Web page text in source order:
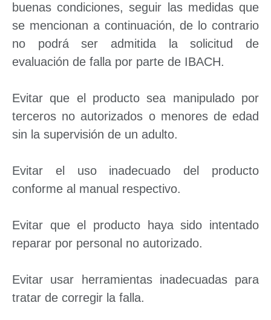
buenas condiciones, seguir las medidas que
se mencionan a continuación, de lo contrario
no podrá ser admitida la solicitud de
evaluación de falla por parte de IBACH.
Evitar que el producto sea manipulado por
terceros no autorizados o menores de edad
sin la supervisión de un adulto.
Evitar el uso inadecuado del producto
conforme al manual respectivo.
Evitar que el producto haya sido intentado
reparar por personal no autorizado.
Evitar usar herramientas inadecuadas para
tratar de corregir la falla.